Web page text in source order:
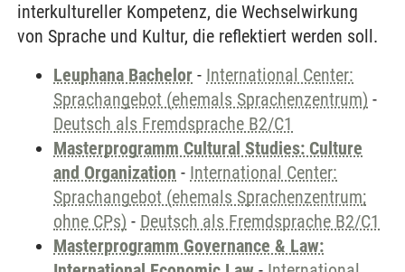
interkultureller Kompetenz, die Wechselwirkung
von Sprache und Kultur, die reflektiert werden soll.
Leuphana Bachelor - International Center:
Sprachangebot (ehemals Sprachenzentrum) -
Deutsch als Fremdsprache B2/C1
Masterprogramm Cultural Studies: Culture
and Organization - International Center:
Sprachangebot (ehemals Sprachenzentrum;
ohne CPs) - Deutsch als Fremdsprache B2/C1
Masterprogramm Governance & Law: